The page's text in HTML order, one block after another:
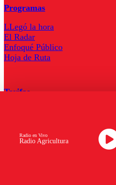
Radio Agricultura
Radio en Vivo
Programas
LLegó la hora
El Radar
Enfoqué Público
Hoja de Ruta
Tarifas